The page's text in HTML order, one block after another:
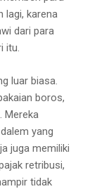
lagi, karena
dari para
itu.
luar biasa.
boros,
Mereka
yang
juga memiliki
retribusi,
tidak